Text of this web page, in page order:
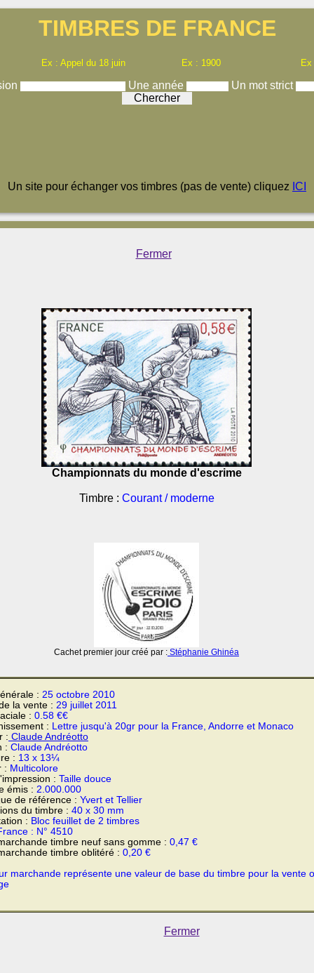
TIMBRES DE FRANCE
Ex : Appel du 18 juin Ex : 1900
Une année Un mot strict
Un site pour échanger vos timbres (pas de vente) cliquez ICI
Fermer
Championnats du monde d'escrime
Timbre : Courant / moderne
Cachet premier jour créé par : Stéphanie Ghinéa
: 25 octobre 2010
la vente : 29 juillet 2011
: 0.58 €€
: Lettre jusqu'à 20gr pour la France, Andorre et Monaco
: Claude Andréotto
: Claude Andréotto
: 13 x 13¼
: Multicolore
: Taille douce
émis : 2.000.000
de référence : Yvert et Tellier
du timbre : 40 x 30 mm
: Bloc feuillet de 2 timbres
: N° 4510
timbre neuf sans gomme : 0,47 €
timbre oblitéré : 0,20 €
marchande représente une valeur de base du timbre pour la vente
Fermer